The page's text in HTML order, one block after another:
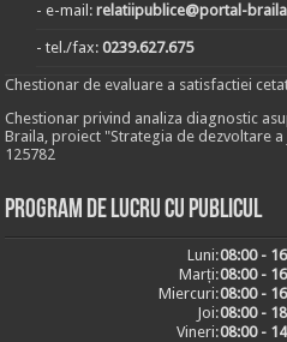
- e-mail:relatiipublice@portal-
- tel./fax:0239.627.675
Chestionar de evaluare a satisfactiei
Chestionar privind analiza diagnostic
Braila, proiect "Strategia de dezvoltare a
125782
Program de lucru cu publicul
Luni:08:00 -
Marți:08:00 -
Miercuri:08:00 -
Joi:08:00 -
Vineri:08:00 -